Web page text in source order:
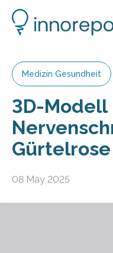
Medizin Gesundheit
3D-Modell
Gürtelrose
08 May 2025